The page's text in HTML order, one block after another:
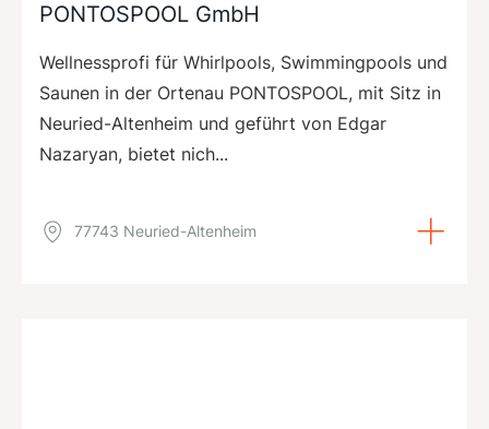
PONTOSPOOL GmbH
Wellnessprofi für Whirlpools, Swimmingpools und
Saunen in der Ortenau PONTOSPOOL, mit Sitz in
Neuried-Altenheim und geführt von Edgar
Nazaryan, bietet nich...
77743 Neuried-Altenheim